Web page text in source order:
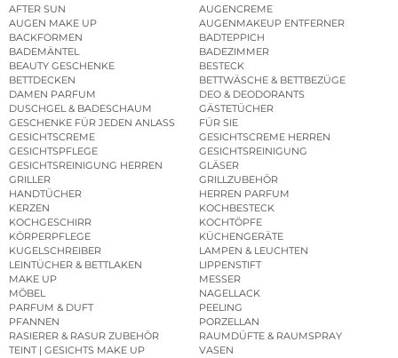
AFTER SUN
AUGENCREME
AUGEN MAKE UP
AUGENMAKEUP ENTFERNER
BACKFORMEN
BADTEPPICH
BADEMÄNTEL
BADEZIMMER
BEAUTY GESCHENKE
BESTECK
BETTDECKEN
BETTWÄSCHE & BETTBEZÜGE
DAMEN PARFUM
DEO & DEODORANTS
DUSCHGEL & BADESCHAUM
GÄSTETÜCHER
GESCHENKE FÜR JEDEN ANLASS
FÜR SIE
GESICHTSCREME
GESICHTSCREME HERREN
GESICHTSPFLEGE
GESICHTSREINIGUNG
GESICHTSREINIGUNG HERREN
GLÄSER
GRILLER
GRILLZUBEHÖR
HANDTÜCHER
HERREN PARFUM
KERZEN
KOCHBESTECK
KOCHGESCHIRR
KOCHTÖPFE
KÖRPERPFLEGE
KÜCHENGERÄTE
KUGELSCHREIBER
LAMPEN & LEUCHTEN
LEINTÜCHER & BETTLAKEN
LIPPENSTIFT
MAKE UP
MESSER
MÖBEL
NAGELLACK
PARFUM & DUFT
PEELING
PFANNEN
PORZELLAN
RASIERER & RASUR ZUBEHÖR
RAUMDÜFTE & RAUMSPRAY
TEINT | GESICHTS MAKE UP
VASEN